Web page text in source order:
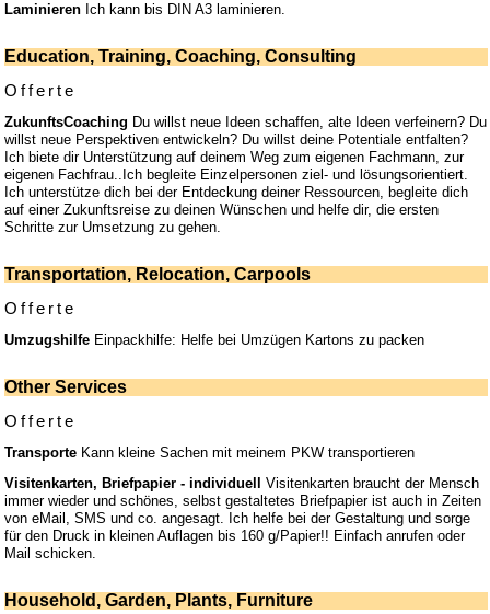
Laminieren Ich kann bis DIN A3 laminieren.
Education, Training, Coaching, Consulting
Offerte
ZukunftsCoaching Du willst neue Ideen schaffen, alte Ideen verfeinern? Du
willst neue Perspektiven entwickeln? Du willst deine Potentiale entfalten?
Ich biete dir Unterstützung auf deinem Weg zum eigenen Fachmann, zur
eigenen Fachfrau..Ich begleite Einzelpersonen ziel- und lösungsorientiert.
Ich unterstütze dich bei der Entdeckung deiner Ressourcen, begleite dich
auf einer Zukunftsreise zu deinen Wünschen und helfe dir, die ersten
Schritte zur Umsetzung zu gehen.
Transportation, Relocation, Carpools
Offerte
Umzugshilfe Einpackhilfe: Helfe bei Umzügen Kartons zu packen
Other Services
Offerte
Transporte Kann kleine Sachen mit meinem PKW transportieren
Visitenkarten, Briefpapier - individuell
Visitenkarten braucht der Mensch
immer wieder und schönes, selbst gestaltetes Briefpapier ist auch in Zeiten
von eMail, SMS und co. angesagt. Ich helfe bei der Gestaltung und sorge
für den Druck in kleinen Auflagen bis 160 g/Papier!! Einfach anrufen oder
Mail schicken.
Household, Garden, Plants, Furniture